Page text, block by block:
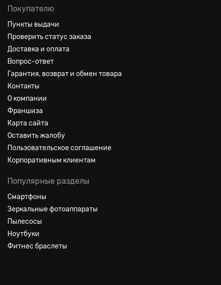
Покупателю
Пункты выдачи
Проверить статус заказа
Доставка и оплата
Вопрос-ответ
Гарантия, возврат и обмен товара
Контакты
О компании
Франшиза
Карта сайта
Оставить жалобу
Пользовательское соглашение
Корпоративным клиентам
Популярные разделы
Смартфоны
Зеркальные фотоаппараты
Пылесосы
Ноутбуки
Фитнес браслеты